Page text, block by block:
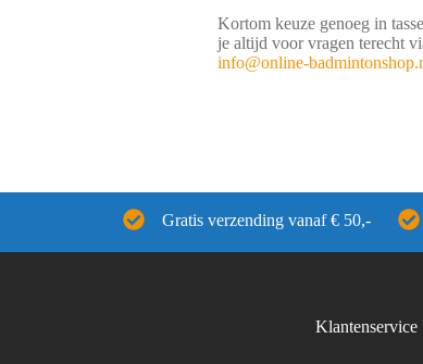
Kortom keuze genoeg in
je altijd voor vragen terecht
info@online-
Gratis verzending vanaf € 50,-
Klantenservice